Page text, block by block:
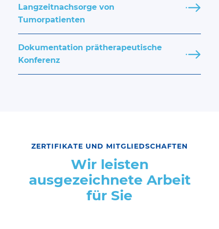
Langzeitnachsorge von
Tumorpatienten
Dokumentation prätherapeutische
Konferenz
ZERTIFIKATE UND MITGLIEDSCHAFTEN
Wir leisten
ausgezeichnete Arbeit
für Sie